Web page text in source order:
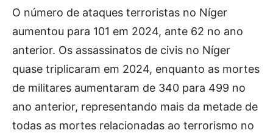
O número de ataques terroristas no Níger
aumentou para 101 em 2024, ante 62 no ano
anterior. Os assassinatos de civis no Níger
quase triplicaram em 2024, enquanto as mortes
de militares aumentaram de 340 para 499 no
ano anterior, representando mais da metade de
todas as mortes relacionadas ao terrorismo no